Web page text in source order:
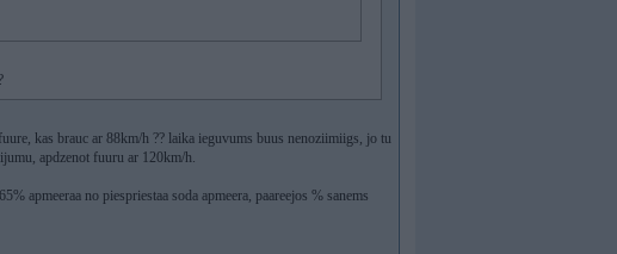
kas brauc ar 88km/h ?? laika ieguvums buus nenoziimiigs, jo tu
apdzenot fuuru ar 120km/h.
apmeeraa no piespriestaa soda apmeera, paareejos % sanems